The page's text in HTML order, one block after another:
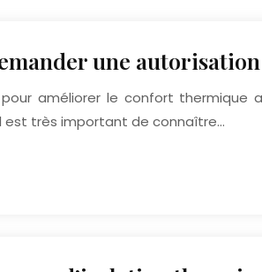
une
améliorer le confort thermique
est très important de connaître…